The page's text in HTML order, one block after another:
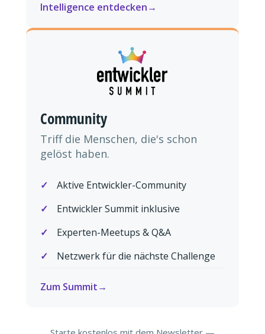
Intelligence entdecken
Community
Triff die Menschen, die's schon
gelöst haben.
Aktive Entwickler-Community
Entwickler Summit inklusive
Experten-Meetups & Q&A
Netzwerk für die nächste Challenge
Zum Summit